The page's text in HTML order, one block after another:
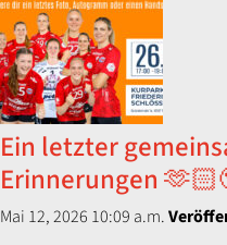
Ein letzter
Erinnerungen
Mai 12, 2026 10:09 a.m.